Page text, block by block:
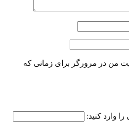
من در مرورگر برای زمانی که
را وارد کنید: